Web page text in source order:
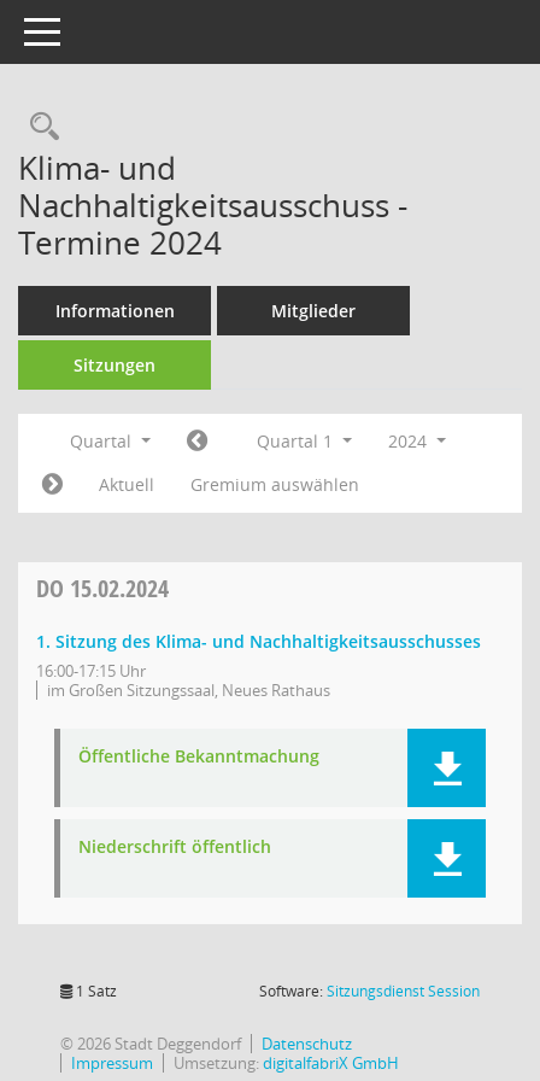
Toggle navigation
Rechercheauswahl
Klima- und
Nachhaltigkeitsausschuss -
Termine 2024
Informationen Mitglieder
Sitzungen
Quartal Quartal 1
2024
Aktuell
Gremium auswählen
DO 15.02.2024
1. Sitzung des Klima- und Nachhaltigkeitsausschusses
16:00-17:15 Uhr
im Großen Sitzungssaal, Neues Rathaus
Öffentliche Bekanntmachung
Niederschrift öffentlich
1 Satz Software:SitzungsdienstSession(Wird in
© 2026 Stadt Deggendorf
Datenschutz
Impressum
Umsetzung:digitalfabriX GmbH